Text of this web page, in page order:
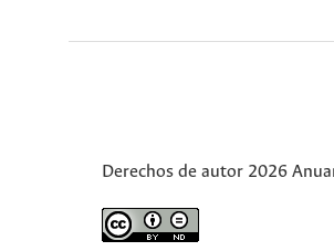
Derechos de autor 2026